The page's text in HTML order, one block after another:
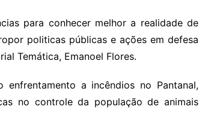
e
o
m
ai
l
para conhecer melhor a realidade de
politicas públicas e ações em defesa
Temática, Emanoel Flores.
a incêndios no Pantanal,
no controle da população de animais